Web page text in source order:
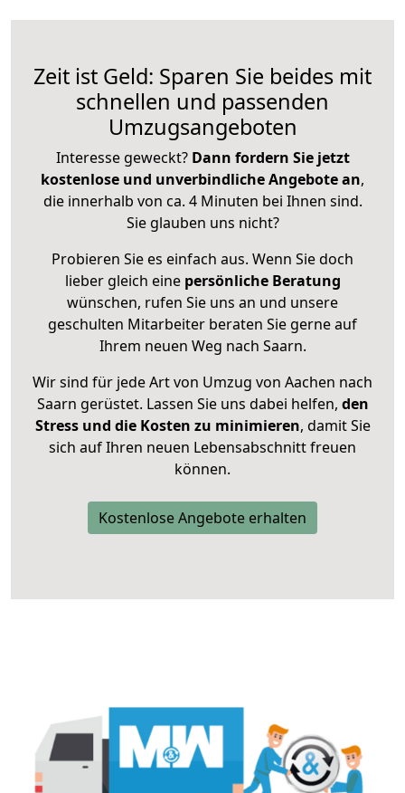
Zeit ist Geld: Sparen Sie beides mit
schnellen und passenden
Umzugsangeboten
Interesse geweckt? Dann fordern Sie jetzt
kostenlose und unverbindliche Angebote an,
die innerhalb von ca. 4 Minuten bei Ihnen sind.
Sie glauben uns nicht?
Probieren Sie es einfach aus. Wenn Sie doch
lieber gleich eine persönliche Beratung
wünschen, rufen Sie uns an und unsere
geschulten Mitarbeiter beraten Sie gerne auf
Ihrem neuen Weg nach Saarn.
Wir sind für jede Art von Umzug von Aachen nach
Saarn gerüstet. Lassen Sie uns dabei helfen, den
Stress und die Kosten zu minimieren, damit Sie
sich auf Ihren neuen Lebensabschnitt freuen
können.
Kostenlose Angebote erhalten